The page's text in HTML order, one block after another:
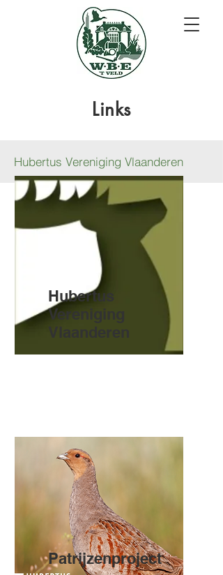
Links
Hubertus Vereniging Vlaanderen
Hubertus
Vereniging
Vlaanderen
Patrijzenproject